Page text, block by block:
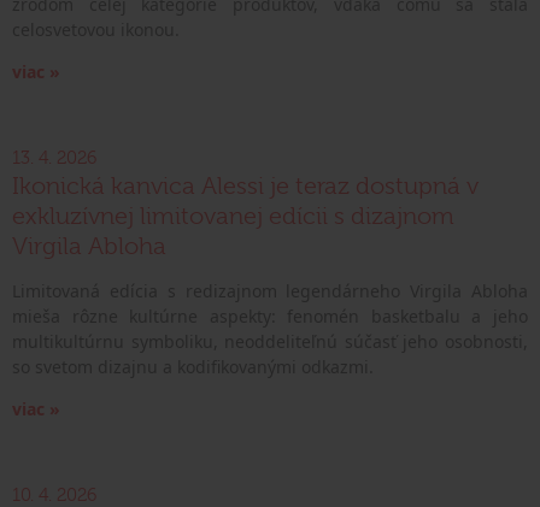
viac »
13. 4. 2026
Ikonická kanvica Alessi je teraz dostupná v
exkluzívnej limitovanej edícii s dizajnom
Virgila Abloha
viac »
10. 4. 2026